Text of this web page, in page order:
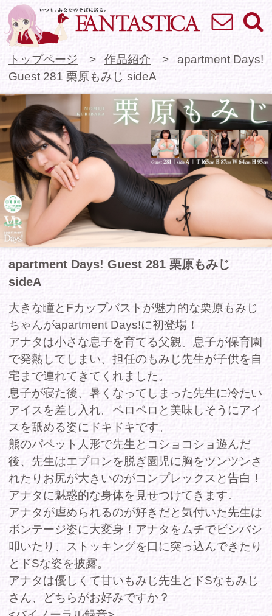
VR専門★アイド
トップページ
Guest 281 栗原もみじ sideA
apartment Days! Guest 281 栗原もみじ
sideA
大きな瞳とFカップバストが魅力的な栗原もみじ
ちゃんがapartment Days!に初登場！
アナタは小さな息子を育てる父親。息子が保育園
で発熱してしまい、担任のもみじ先生が子供を自
宅まで連れてきてくれました。
息子が寝た後、暑くなってしまった先生に冷たい
スを舐める姿にドキドキです。
熊のパペット人形で先生とコショコショ遊んだ
後、先生はエプロンを脱ぎ園児に胸をツンツンさ
れたりお尻が大きいのがコンプレックスと告白！
アナタに魅惑的な身体を見せつけてきます。
アナタが虐められるのが好きだと気付いた先生は
ボンテージ姿に大変身！アナタをムチでビシバシ
叩いたり、ストッキングを口に突っ込んできたり
とドSな姿を披露。
アナタは優しくて甘いもみじ先生とドSなもみじ
さん、どちらがお好みですか？
<バイノーラル録音>
出演者プロフィール：栗原もみじ
T165/B：87(Fカップ)/W：64/H：95
商品コー
ド
FAAP591
収録時間
31分
発売日
2023年12月22日
レーベル
-
シリーズ
apartment Days!
ジャンル
セクシー、グラビア 、 アイドル
出演
者/cast
栗原もみじ